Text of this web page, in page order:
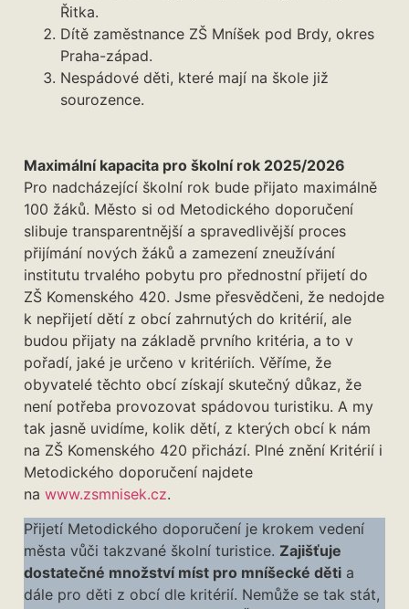
Řitka.
Dítě zaměstnance ZŠ Mníšek pod Brdy, okres
Praha-západ.
Nespádové děti, které mají na škole již
sourozence.
Maximální kapacita pro školní rok 2025/2026
Pro nadcházející školní rok bude přijato maximálně
100 žáků. Město si od Metodického doporučení
slibuje transparentnější a spravedlivější proces
přijímání nových žáků a zamezení zneužívání
institutu trvalého pobytu pro přednostní přijetí do
ZŠ Komenského 420. Jsme přesvědčeni, že nedojde
k nepřijetí dětí z obcí zahrnutých do kritérií, ale
budou přijaty na základě prvního kritéria, a to v
pořadí, jaké je určeno v kritériích. Věříme, že
obyvatelé těchto obcí získají skutečný důkaz, že
není potřeba provozovat spádovou turistiku. A my
tak jasně uvidíme, kolik dětí, z kterých obcí k nám
na ZŠ Komenského 420 přichází. Plné znění Kritérií i
Metodického doporučení najdete
na www.zsmnisek.cz.
Přijetí Metodického doporučení je krokem vedení
města vůči takzvané školní turistice. Zajišťuje
dostatečné množství míst pro mníšecké děti a
dále pro děti z obcí dle kritérií. Nemůže se tak stát,